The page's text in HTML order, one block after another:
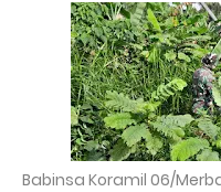
Babinsa Koramil 06/